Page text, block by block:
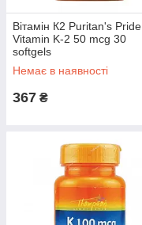
Вітамін К2 Puritan's Pride
Vitamin K-2 50 mcg 30
softgels
Немає в наявності
367 ₴